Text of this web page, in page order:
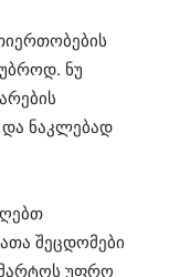
ნუ
ნაკლებად
შეცდომები
უფრო